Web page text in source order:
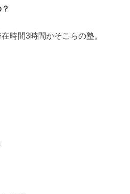
時間3時間かそこらの塾。